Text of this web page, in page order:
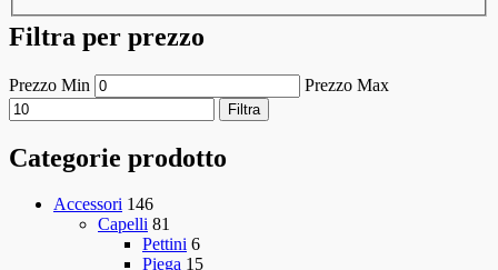
Filtra per prezzo
Prezzo Min Prezzo Max
Filtra
Categorie prodotto
Accessori 146
Capelli 81
Pettini 6
Piega 15